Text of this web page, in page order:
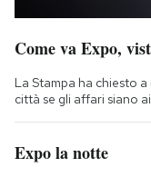
Come va Expo,
La Stampa ha chiesto
città se gli affari siano
Expo la notte